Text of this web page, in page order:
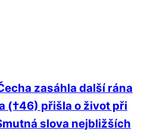
zasáhla další rána
(†46) přišla o život při
slova nejbližších